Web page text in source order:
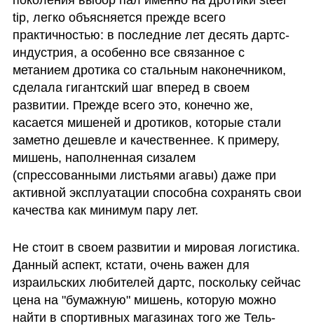
tip, легко объясняется прежде всего
практичностью: в последние лет десять дартс-
индустрия, а особенно все связанное с
метанием дротика со стальным наконечником,
сделала гигантский шаг вперед в своем
развитии. Прежде всего это, конечно же,
касается мишеней и дротиков, которые стали
заметно дешевле и качественнее. К примеру,
мишень, наполненная сизалем
(спрессованными листьями агавы) даже при
активной эксплуатации способна сохранять свои
качества как минимум пару лет.
Не стоит в своем развитии и мировая логистика.
Данный аспект, кстати, очень важен для
израильских любителей дартс, поскольку сейчас
цена на "бумажную" мишень, которую можно
найти в спортивных магазинах того же Тель-